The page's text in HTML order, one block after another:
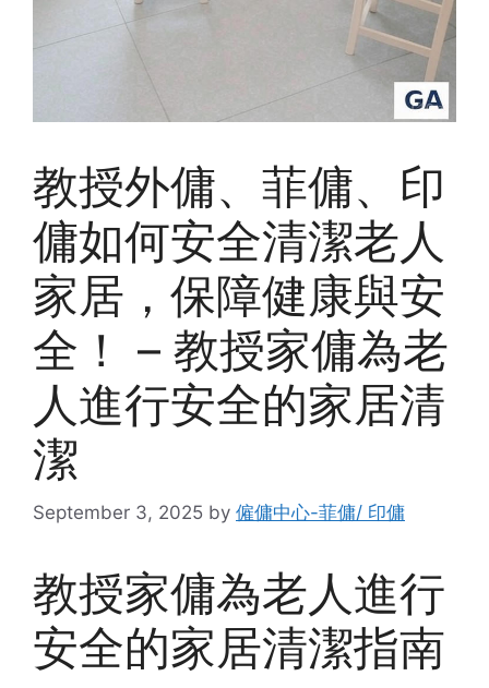
教授外傭、菲傭、印
傭如何安全清潔老人
家居，保障健康與安
全！ – 教授家傭為老
人進行安全的家居清
潔
September 3, 2025 by 僱傭中心-菲傭/ 印傭
教授家傭為老人進行
安全的家居清潔指南